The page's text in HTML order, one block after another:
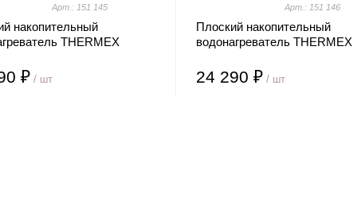
Арт.: 151 145
накопительный
THERMEX
₽ / шт
Арт.: 151 146
Плоский накопительный
водонагреватель THERMEX
24 290 ₽/ шт